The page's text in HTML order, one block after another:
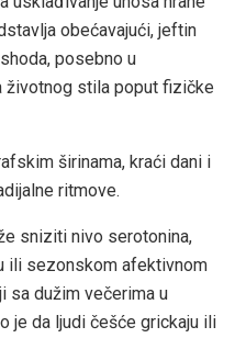
obećavajući, jeftin
posebno u
životnog stila poput fizičke
širinama, kraći dani i
ritmove.
sniziti nivo serotonina,
ili sezonskom afektivnom
sa dužim večerima u
je da ljudi češće grickaju ili